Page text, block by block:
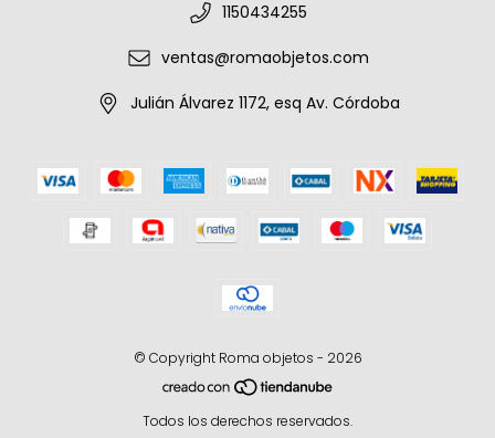
1150434255
ventas@romaobjetos.com
Julián Álvarez 1172, esq Av. Córdoba
© Copyright Roma objetos - 2026
Todos los derechos reservados.